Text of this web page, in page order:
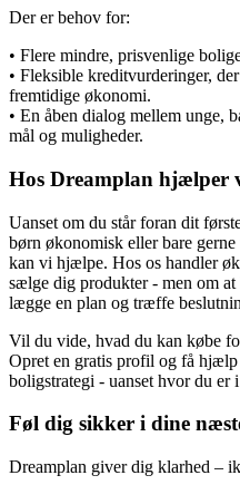
Der er behov for:
• Flere mindre, prisvenlige
• Fleksible kreditvurderinger,
fremtidige økonomi.
• En åben dialog mellem unge,
mål og muligheder.
Hos Dreamplan hjælper
Uanset om du står foran dit
børn økonomisk eller bare
kan vi hjælpe. Hos os handler
sælge dig produkter - men om
lægge en plan og træffe
Vil du vide, hvad du kan købe
Opret en gratis profil og få
boligstrategi - uanset hvor du er
Føl dig sikker i dine
Dreamplan giver dig klarhed –